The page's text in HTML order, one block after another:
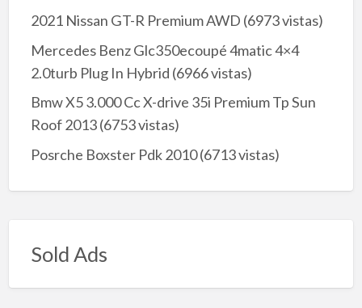
2021 Nissan GT-R Premium AWD (6973 vistas)
Mercedes Benz Glc350ecoupé 4matic 4×4
2.0turb Plug In Hybrid (6966 vistas)
Bmw X5 3.000 Cc X-drive 35i Premium Tp Sun
Roof 2013(6753 vistas)
Posrche Boxster Pdk 2010(6713 vistas)
Sold Ads